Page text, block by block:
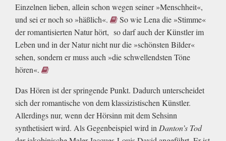
Einzelnen lieben, allein schon wegen seiner »Menschheit«,
und sei er noch so »häßlich«.
So wie Lena die »Stimme«
der romantisierten Natur hört, so darf auch der Künstler im
Leben und in der Natur nicht nur die »schönsten Bilder«
sehen, sondern er muss auch »die schwellendsten Töne
hören«.
Das Hören ist der springende Punkt. Dadurch unterscheidet
sich der romantische von dem klassizistischen Künstler.
Allerdings nur, wenn der Hörsinn mit dem Sehsinn
synthetisiert wird. Als Gegenbeispiel wird in Danton’s Tod